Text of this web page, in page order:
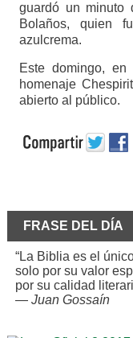
guardó un minuto
Bolaños, quien
azulcrema.
Este domingo,
homenaje
abierto al público.
FRASE DEL DÍA
“La Biblia es el
solo por su valor
por su calidad
— Juan Gossaín